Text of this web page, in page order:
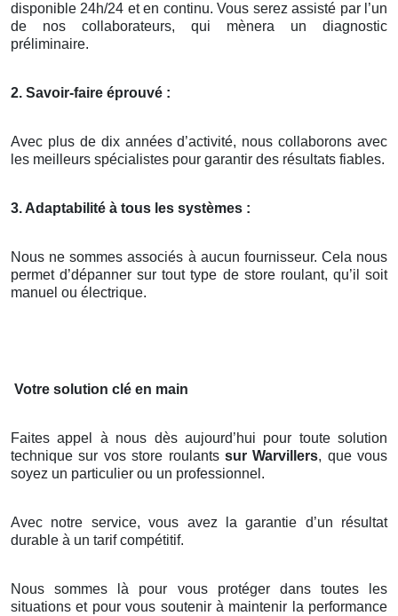
disponible 24h/24 et en continu. Vous serez assisté par l’un
de nos collaborateurs, qui mènera un diagnostic
préliminaire.
2. Savoir-faire éprouvé :
Avec plus de dix années d’activité, nous collaborons avec
les meilleurs spécialistes pour garantir des résultats fiables.
3. Adaptabilité à tous les systèmes :
Nous ne sommes associés à aucun fournisseur. Cela nous
permet d’dépanner sur tout type de store roulant, qu’il soit
manuel ou électrique.
Votre solution clé en main
Faites appel à nous dès aujourd’hui pour toute solution
technique sur vos store roulants sur Warvillers, que vous
soyez un particulier ou un professionnel.
Avec notre service, vous avez la garantie d’un résultat
durable à un tarif compétitif.
Nous sommes là pour vous protéger dans toutes les
situations et pour vous soutenir à maintenir la performance